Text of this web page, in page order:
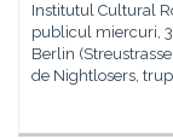
Institutul Cultural
publicul miercuri,
Berlin
de Nightlosers,